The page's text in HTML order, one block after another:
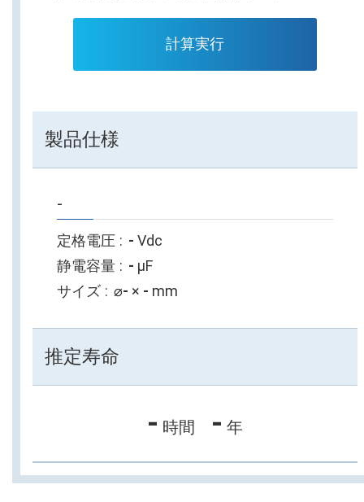
計算実行
製品仕様
-
定格電圧 - Vdc
静電容量
- µF
サイズ
⌀- × - mm
推定寿命
- 時間 - 年